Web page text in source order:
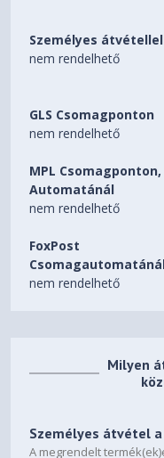
Személyes átvétellel
nem rendelhető
GLS Csomagponton
nem rendelhető
MPL Csomagponton,
Automatánál
nem rendelhető
FoxPost
nem rendelhető
Milyen
Személyes átvétel
A megrendelt